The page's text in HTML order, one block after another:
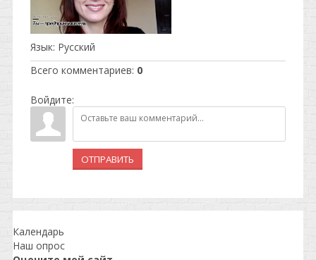
Язык: Русский
Всего комментариев: 0
Войдите:
ОТПРАВИТЬ
Календарь
Наш опрос